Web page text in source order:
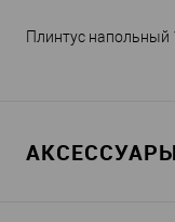
Плинтус напольный